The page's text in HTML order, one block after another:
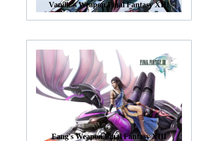
Vanille's Weapon Final Fantasy XIII
Fang's Weapon Final Fantasy XIII